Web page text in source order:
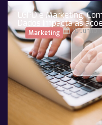
LGPD e Marketing:
Dados impacta as
Marketing 10 Junho,